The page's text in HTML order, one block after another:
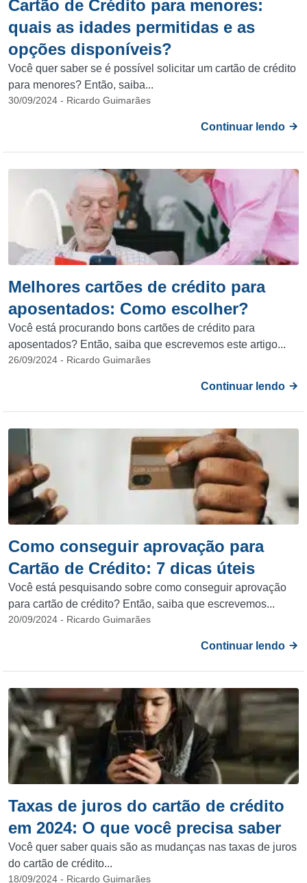
Cartão de Crédito para menores:
quais as idades permitidas e as
opções disponíveis?
Você quer saber se é possível solicitar um cartão de crédito
para menores? Então, saiba...
30/09/2024 - Ricardo Guimarães
Continuar lendo
Melhores cartões de crédito para
aposentados: Como escolher?
Você está procurando bons cartões de crédito para
aposentados? Então, saiba que escrevemos este artigo...
26/09/2024 - Ricardo Guimarães
Continuar lendo
Como conseguir aprovação para
Cartão de Crédito: 7 dicas úteis
Você está pesquisando sobre como conseguir aprovação
para cartão de crédito? Então, saiba que escrevemos...
20/09/2024 - Ricardo Guimarães
Continuar lendo
Taxas de juros do cartão de crédito
em 2024: O que você precisa saber
Você quer saber quais são as mudanças nas taxas de juros
do cartão de crédito...
18/09/2024 - Ricardo Guimarães